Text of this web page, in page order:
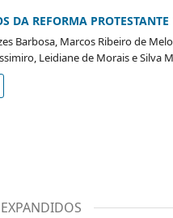
DA REFORMA
Barbosa, Marcos Ribeiro de
Leidiane de Morais e Silva